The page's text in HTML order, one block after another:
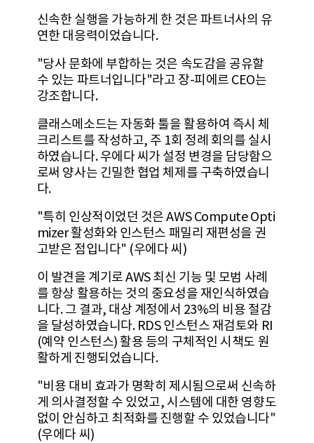
신속한 실행을 가능하게 한 것은 파트너사의 유
연한 대응력이었습니다.
"당사 문화에 부합하는 것은 속도감을 공유할
수 있는 파트너입니다"라고 장-피에르 CEO는
강조합니다.
클래스메소드는 자동화 툴을 활용하여 즉시 체
크리스트를 작성하고, 주 1회 정례 회의를 실시
하였습니다. 우에다 씨가 설정 변경을 담당함으
로써 양사는 긴밀한 협업 체제를 구축하였습니
다.
"특히 인상적이었던 것은 AWS Compute Opti
mizer 활성화와 인스턴스 패밀리 재편성을 권
고받은 점입니다" (우에다 씨)
이 발견을 계기로 AWS 최신 기능 및 모범 사례
를 항상 활용하는 것의 중요성을 재인식하였습
니다. 그 결과, 대상 계정에서 23%의 비용 절감
을 달성하였습니다. RDS 인스턴스 재검토와 RI
(예약 인스턴스) 활용 등의 구체적인 시책도 원
활하게 진행되었습니다.
"비용 대비 효과가 명확히 제시됨으로써 신속하
게 의사결정할 수 있었고, 시스템에 대한 영향도
없이 안심하고 최적화를 진행할 수 있었습니다"
(우에다 씨)